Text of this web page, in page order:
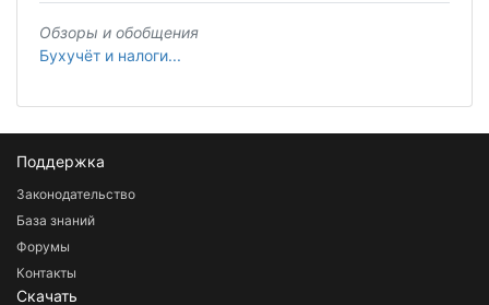
Обзоры и обобщения
Бухучёт и налоги...
Поддержка
Законодательство
База знаний
Форумы
Контакты
Скачать